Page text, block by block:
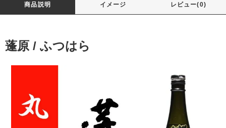
商品説明 イメージ レビュー(0)
蓬原 / ふつはら